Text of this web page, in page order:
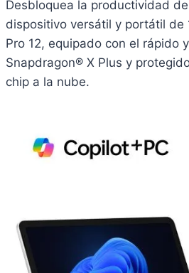
Desbloquea la productividad
dispositivo versátil y portátil de
Pro 12, equipado con el rápido
Snapdragon® X Plus y
chip a la nube.